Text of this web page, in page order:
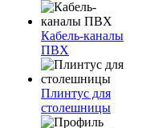
Кабель-каналы
ПВХ
Плинтус для
столешницы